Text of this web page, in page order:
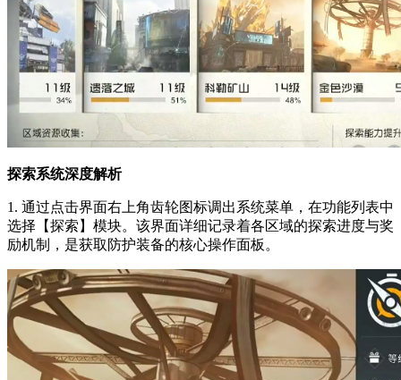
探索系统深度解析
1. 通过点击界面右上角齿轮图标调出系统菜单，在功能列表中
选择【探索】模块。该界面详细记录着各区域的探索进度与奖
励机制，是获取防护装备的核心操作面板。